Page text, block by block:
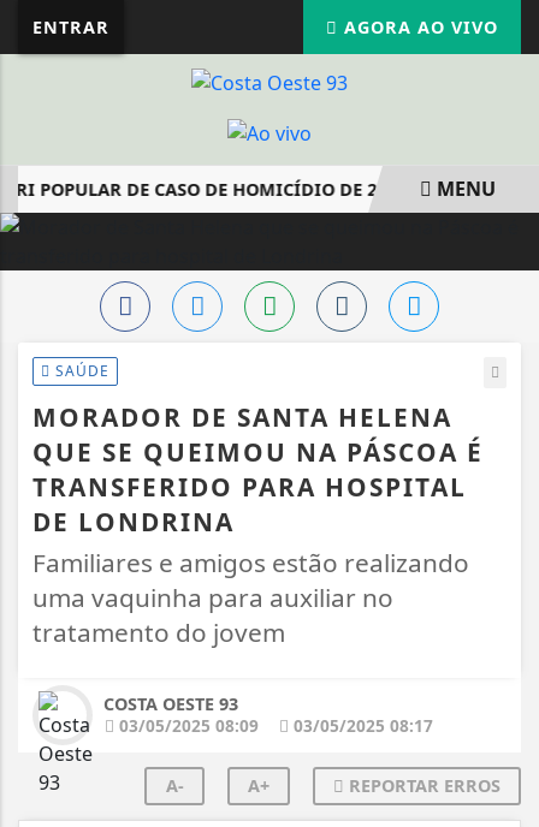
ENTRAR AGORA AO VIVO
POPULAR DE CASO DE HOMICÍDIO DE 2021 ACONTECE
MENU
SAÚDE
MORADOR DE SANTA HELENA
QUE SE QUEIMOU NA PÁSCOA É
TRANSFERIDO PARA HOSPITAL
DE LONDRINA
Familiares e amigos estão realizando
uma vaquinha para auxiliar no
tratamento do jovem
COSTA OESTE 93
03/05/2025 08:09
03/05/2025 08:17
A- A+ REPORTAR ERROS